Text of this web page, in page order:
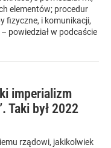
elementów; procedur
fizyczne, i komunikacji,
powiedział w podcaście
imperializm
Taki był 2022
rządowi, jakikolwiek